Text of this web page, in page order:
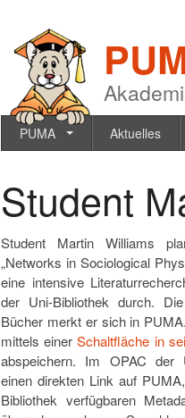
PUMA Aktuelles
Student
Student Martin Williams
„Networks in Sociological
eine intensive
der Uni-Bibliothek durch.
Bücher merkt er sich in
mittels einerSchaltfläche in
abspeichern. Im OPAC der
einen direkten Link auf
Bibliothek verfügbaren